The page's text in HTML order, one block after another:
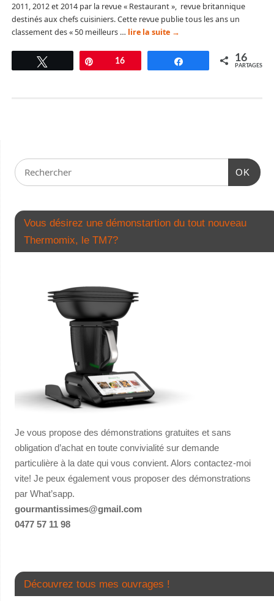
2011, 2012 et 2014 par la revue « Restaurant », revue britannique
destinés aux chefs cuisiniers. Cette revue publie tous les ans un
classement des « 50 meilleurs … lire la suite →
Tweetez Épingle
16 Partagez 16
PARTAGES
OK
Vous désirez une démonstartion du tout nouveau
Thermomix, le TM7?
Je vous propose des démonstrations gratuites et sans
obligation d’achat en toute convivialité sur demande
particulière à la date qui vous convient. Alors contactez-moi
vite! Je peux également vous proposer des démonstrations
par What’sapp.
gourmantissimes@gmail.com
0477 57 11 98
Découvrez tous mes ouvrages !